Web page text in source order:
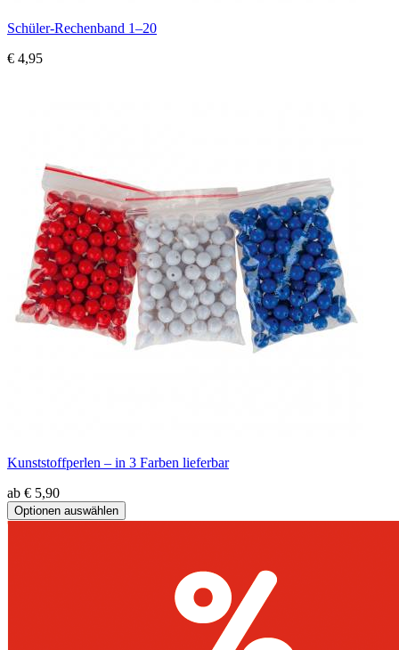
Schüler-Rechenband 1–20
€ 4,95
Kunststoffperlen – in 3 Farben lieferbar
ab € 5,90